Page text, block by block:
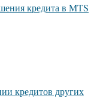
кредита в MTS
кредитов других